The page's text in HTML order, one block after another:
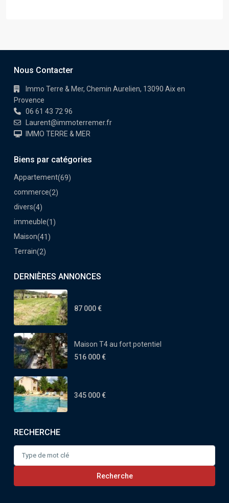
Nous Contacter
Immo Terre & Mer, Chemin Aurelien, 13090 Aix en
Provence
06 61 43 72 96
Laurent@immoterremer.fr
IMMO TERRE & MER
Biens par catégories
Appartement(69)
commerce(2)
divers(4)
immeuble(1)
Maison(41)
Terrain(2)
DERNIÈRES ANNONCES
87 000 €
Maison T4 au fort potentiel
516 000 €
345 000 €
RECHERCHE
for:
Recherche